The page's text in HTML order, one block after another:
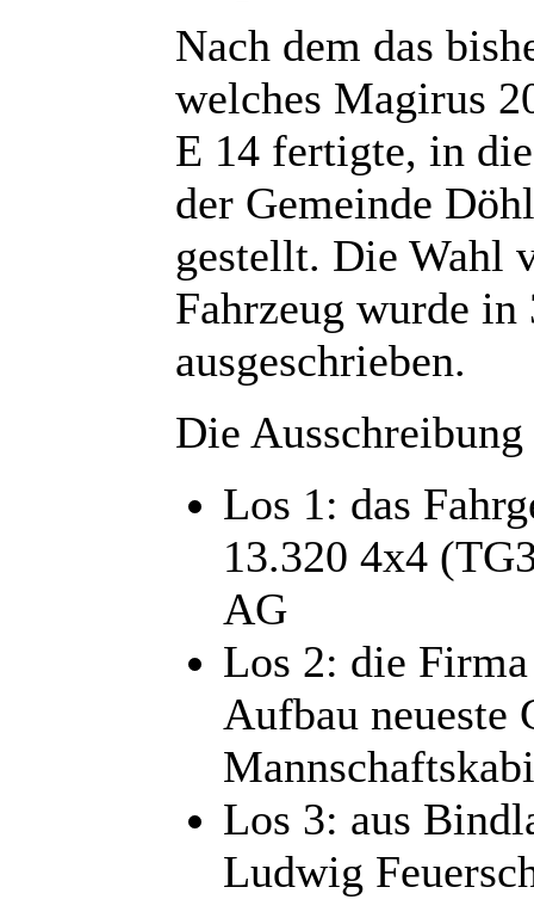
Nach dem das
welches Magirus
E 14 fertigte, in
der Gemeinde
gestellt. Die Wahl
Fahrzeug wurde
ausgeschrieben.
Die
Los 1: das
13.320 4x4
AG
Los 2: die
Aufbau neueste
Los 3: aus
Ludwig